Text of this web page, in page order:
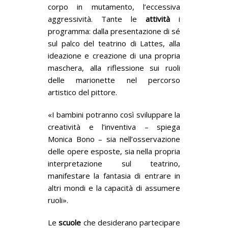
corpo in mutamento, l’eccessiva
aggressività. Tante le attività i
programma: dalla presentazione di sé
sul palco del teatrino di Lattes, alla
ideazione e creazione di una propria
maschera, alla riflessione sui ruoli
delle marionette nel percorso
artistico del pittore.
«I bambini potranno così sviluppare la
creatività e l’inventiva – spiega
Monica Bono – sia nell’osservazione
delle opere esposte, sia nella propria
interpretazione sul teatrino,
manifestare la fantasia di entrare in
altri mondi e la capacità di assumere
ruoli».
Lescuole che desiderano partecipare